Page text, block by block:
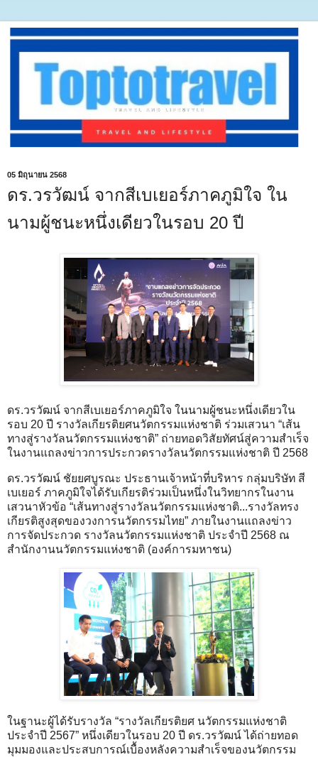
05 มิถุนายน 2568
ดร.วรวัฒน์ จากสีเบเยอร์ภาคภูมิใจ ใน
นามผู้ชนะหนึ่งเดียวในรอบ 20 ปี
ดร.วรวัฒน์ จากสีเบเยอร์ภาคภูมิใจ ในนามผู้ชนะหนึ่งเดียวใน
รอบ 20 ปี รางวัลเกียรติยศนวัตกรรมแห่งชาติ ร่วมเสวนา “เส้น
ทางสู่รางวัลนวัตกรรมแห่งชาติ” ถ่ายทอดวิสัยทัศน์สู่ความสำเร็จ
ในงานแถลงข่าวการประกวดรางวัลนวัตกรรมแห่งชาติ ปี 2568
ดร.วรวัฒน์ ชัยยศบูรณะ ประธานเจ้าหน้าที่บริหาร กลุ่มบริษัท สี
เบเยอร์ ภาคภูมิใจได้รับเกียรติร่วมเป็นหนึ่งในวิทยากรในงาน
เสวนาหัวข้อ “เส้นทางสู่รางวัลนวัตกรรมแห่งชาติ...รางวัลทรง
เกียรติสูงสุดของวงการนวัตกรรมไทย” ภายในงานแถลงข่าว
การจัดประกวด รางวัลนวัตกรรมแห่งชาติ ประจำปี 2568 ณ
สำนักงานนวัตกรรมแห่งชาติ (องค์การมหาชน)
ในฐานะผู้ได้รับรางวัล “รางวัลเกียรติยศ นวัตกรรมแห่งชาติ
ประจำปี 2567” หนึ่งเดียวในรอบ 20 ปี ดร.วรวัฒน์ ได้ถ่ายทอด
มุมมองและประสบการณ์เบื้องหลังความสำเร็จของนวัตกรรม